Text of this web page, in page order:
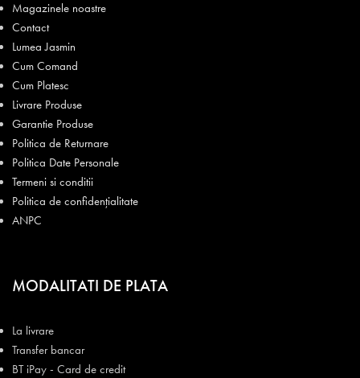
Magazinele noastre
Contact
Lumea Jasmin
Cum Comand
Cum Platesc
Livrare Produse
Garantie Produse
Politica de Returnare
Politica Date Personale
Termeni si conditii
Politica de confidențialitate
ANPC
MODALITATI DE PLATA
La livrare
Transfer bancar
BT iPay - Card de credit